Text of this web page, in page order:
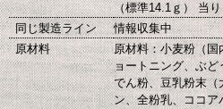
（標準14.1ｇ） 当り
同じ製造ライン
情報収集中
原材料
原材料：小麦粉（国
ョートニング、ぶど
でん粉、豆乳粉末（
ン、全粉乳、ココ